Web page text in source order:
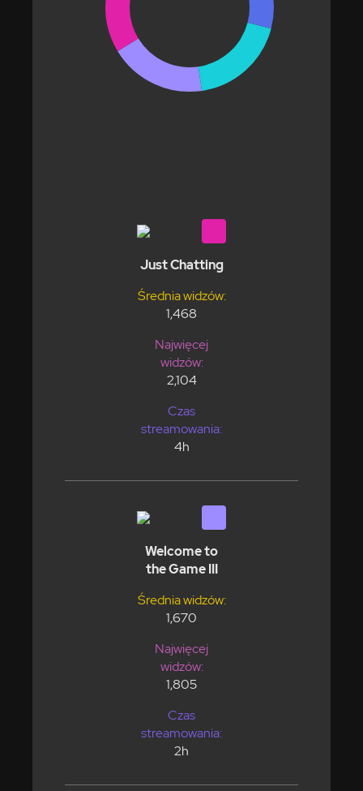
Just Chatting
Średnia widzów:
1,468
Najwięcej
widzów:
2,104
Czas
streamowania:
4h
Welcome to
the Game III
Średnia widzów:
1,670
Najwięcej
widzów:
1,805
Czas
streamowania:
2h